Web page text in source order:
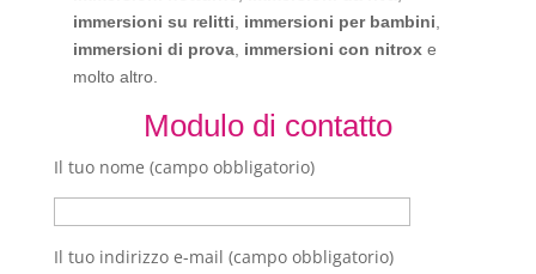
immersioni su relitti
immersioni per bambini
immersioni di prova, immersioni con nitroxe
molto altro.
Modulo di contatto
Il tuo nome (campo obbligatorio)
Il tuo indirizzo e-mail (campo obbligatorio)